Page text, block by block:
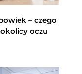
– czego
oczu